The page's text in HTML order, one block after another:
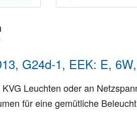
G24d-1, EEK: E,
Leuchten oder an
für eine gemütliche